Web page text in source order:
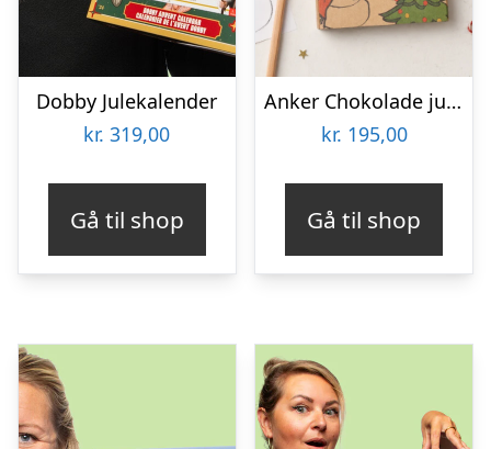
Dobby Julekalender
kr. 319,00
Gå til shop
Anker Chokolade julekalender til børn
kr. 195,00
Gå til shop